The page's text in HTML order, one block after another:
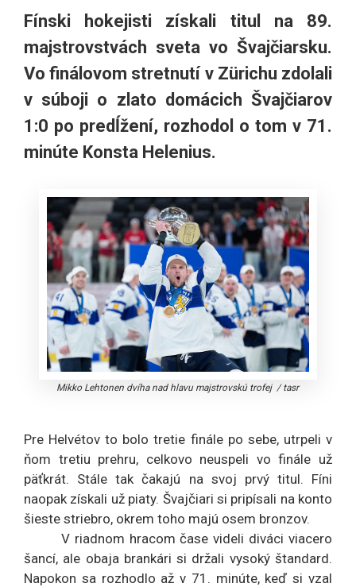
Fínski hokejisti získali titul na 89.
majstrovstvách sveta vo Švajčiarsku.
Vo finálovom stretnutí v Zürichu zdolali
v súboji o zlato domácich Švajčiarov
1:0 po predĺžení, rozhodol o tom v 71.
minúte Konsta Helenius.
Mikko Lehtonen dvíha nad hlavu majstrovskú trofej /tasr
Pre Helvétov to bolo tretie finále po sebe, utrpeli v
ňom tretiu prehru, celkovo neuspeli vo finále už
päťkrát. Stále tak čakajú na svoj prvý titul. Fíni
naopak získali už piaty. Švajčiari si pripísali na konto
šieste striebro, okrem toho majú osem bronzov.
V riadnom hracom čase videli diváci viacero
šancí, ale obaja brankári si držali vysoký štandard.
Napokon sa rozhodlo až v 71. minúte, keď si vzal